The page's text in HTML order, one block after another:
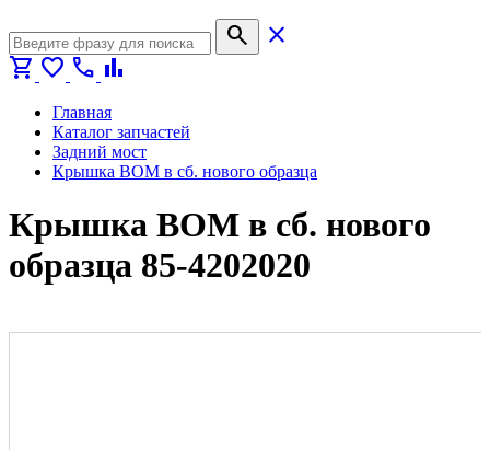
search
close
shopping_cart favorite call bar_chart
Главная
Каталог запчастей
Задний мост
Крышка ВОМ в сб. нового образца
Крышка ВОМ в сб. нового
образца 85-4202020